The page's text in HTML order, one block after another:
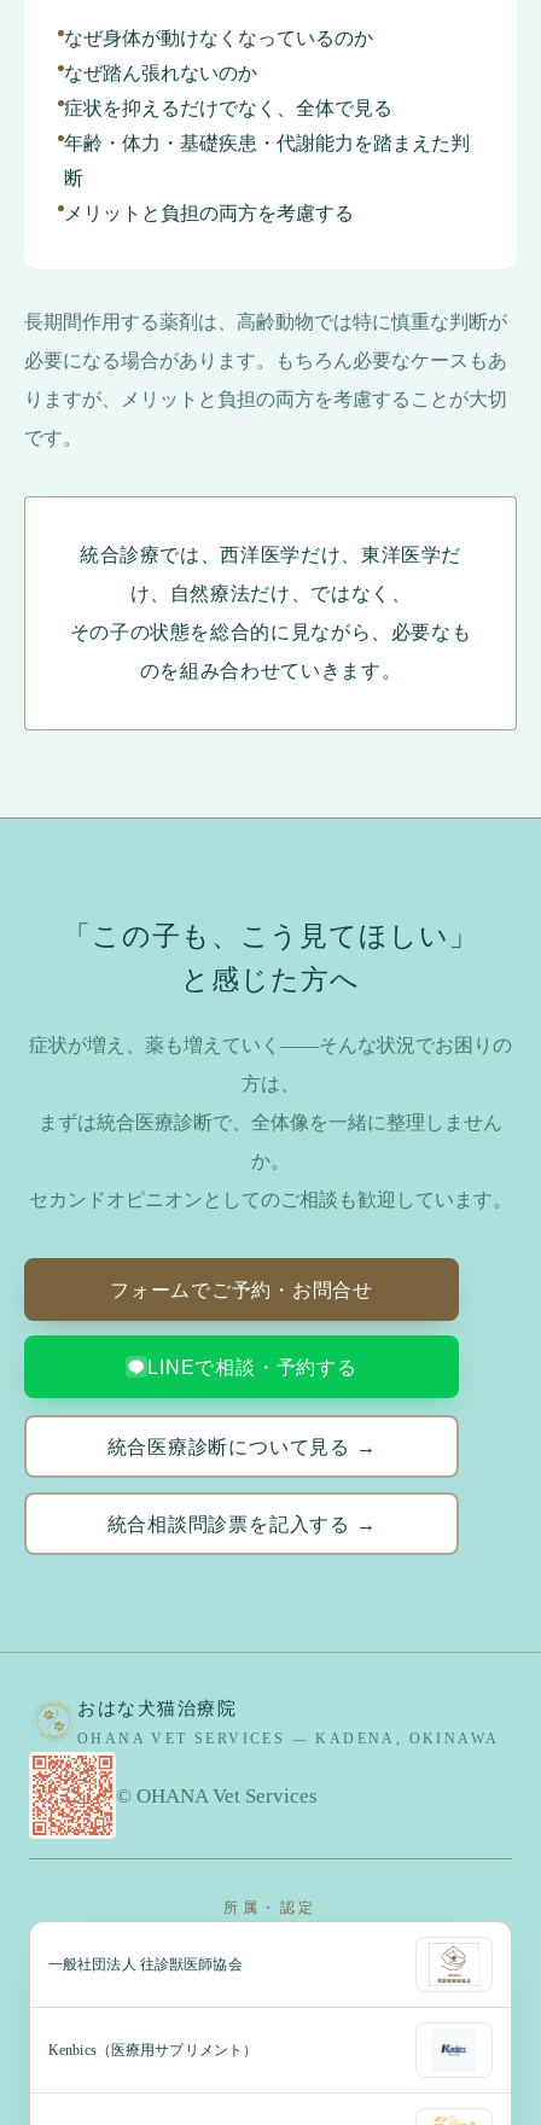
なぜ身体が動けなくなっているのか
なぜ踏ん張れないのか
症状を抑えるだけでなく、全体で見る
年齢・体力・基礎疾患・代謝能力を踏まえた判
断
メリットと負担の両方を考慮する
長期間作用する薬剤は、高齢動物では特に慎重な判断が
必要になる場合があります。もちろん必要なケースもあ
りますが、メリットと負担の両方を考慮することが大切
です。
統合診療では、西洋医学だけ、東洋医学だ
け、自然療法だけ、ではなく、
その子の状態を総合的に見ながら、必要なも
のを組み合わせていきます。
「この子も、こう見てほしい」
と感じた方へ
症状が増え、薬も増えていく——そんな状況でお困りの
方は、
まずは統合医療診断で、全体像を一緒に整理しません
か。
セカンドオピニオンとしてのご相談も歓迎しています。
フォームでご予約・お問合せ
LINEで相談・予約する
統合医療診断について見る →
統合相談問診票を記入する →
おはな犬猫治療院
OHANA VET SERVICES — KADENA, OKINAWA
© OHANA Vet Services
所属・認定
一般社団法人 往診獣医師協会
Kenbics（医療用サプリメント）